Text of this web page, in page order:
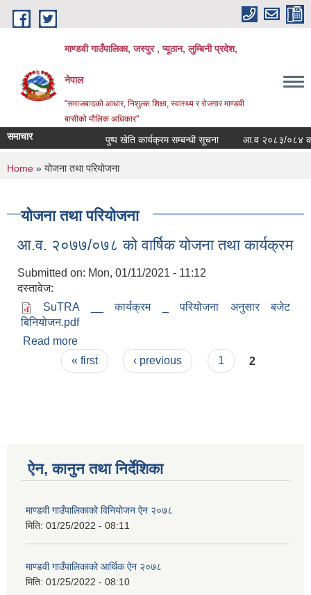
Skip to main content
माण्डवी गाउँपालिका, जस्पुर , प्यूठान, लुम्बिनी प्रदेश,
नेपाल
"समाजबादको आधार, निशुल्क शिक्षा, स्वास्थ्य र रोजगार माण्डवी
बासीको मौलिक अधिकार"
समाचार पुष्प खेति कार्यक्रम सम्बन्धी सूचना आ.व २०८३/०८४ को
You are here
Home » योजना तथा परियोजना
योजना तथा परियोजना
आ.व. २०७७/०७८ को वार्षिक योजना तथा कार्यक्रम
Submitted on: Mon, 01/11/2021 - 11:12
दस्तावेज:
SuTRA __ कार्यक्रम _ परियोजना अनुसार बजेट
बिनियोजन.pdf
Read more
Pages« first ‹ previous 1 2
ऐन, कानुन तथा निर्देशिका
माण्डवी गाउँपालिकाको विनियोजन ऐन २०७८
मिति: 01/25/2022 - 08:11
माण्डवी गाउँपालिकाको आर्थिक ऐन २०७८
मिति: 01/25/2022 - 08:10